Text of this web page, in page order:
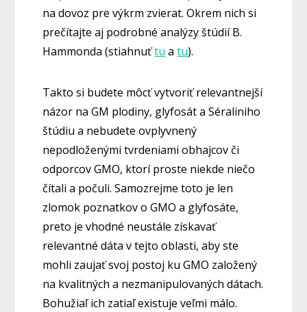
na dovoz pre výkrm zvierat. Okrem nich si
prečítajte aj podrobné analýzy štúdií B.
Hammonda (stiahnuťtu atu).
Takto si budete môcť vytvoriť relevantnejší
názor na GM plodiny, glyfosát a Séraliniho
štúdiu a nebudete ovplyvnený
nepodloženými tvrdeniami obhajcov či
odporcov GMO, ktorí proste niekde niečo
čítali a počuli. Samozrejme toto je len
zlomok poznatkov o GMO a glyfosáte,
preto je vhodné neustále získavať
relevantné dáta v tejto oblasti, aby ste
mohli zaujať svoj postoj ku GMO založený
na kvalitných a nezmanipulovaných dátach.
Bohužiaľ ich zatiaľ existuje veľmi málo.